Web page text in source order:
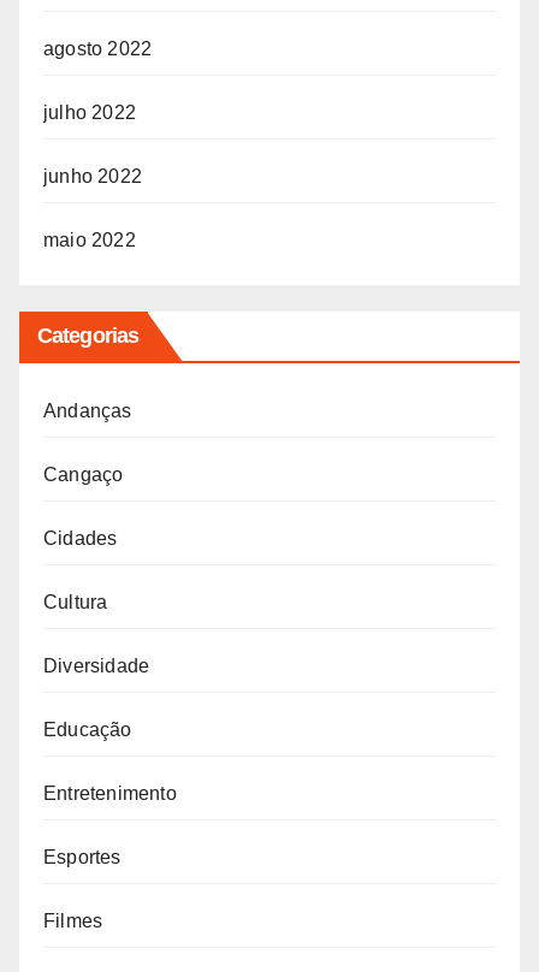
agosto 2022
julho 2022
junho 2022
maio 2022
Categorias
Andanças
Cangaço
Cidades
Cultura
Diversidade
Educação
Entretenimento
Esportes
Filmes